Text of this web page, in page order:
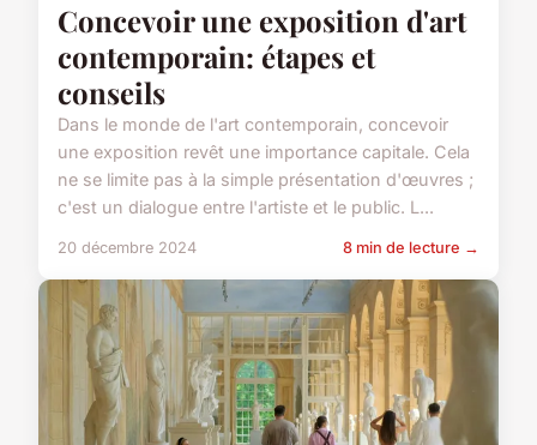
Concevoir une exposition d'art
contemporain: étapes et
conseils
Dans le monde de l'art contemporain, concevoir
une exposition revêt une importance capitale. Cela
ne se limite pas à la simple présentation d'œuvres ;
c'est un dialogue entre l'artiste et le public. L...
20 décembre 2024 8 min de lecture →